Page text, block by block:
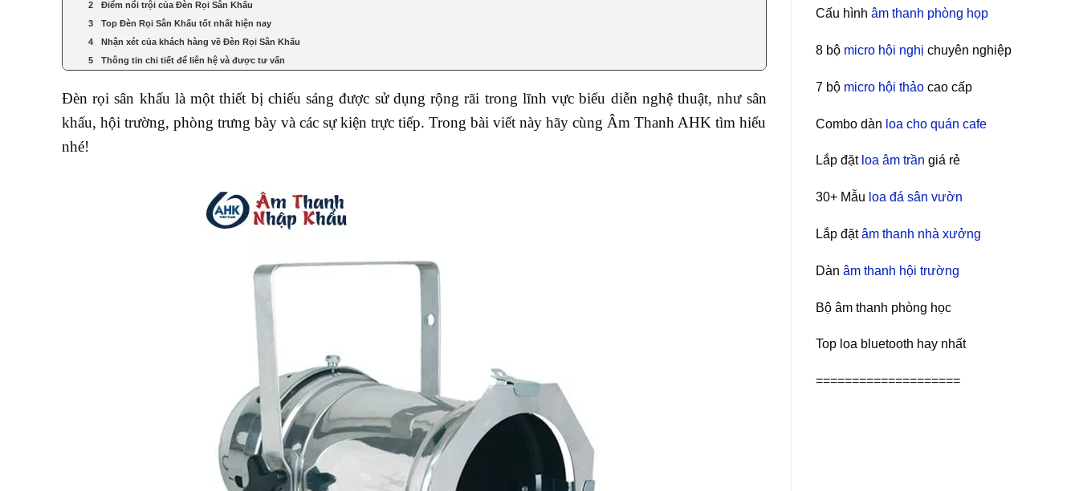
Điểm nổi trội của Đèn Rọi Sân Khấu
Top Đèn Rọi Sân Khấu tốt nhất hiện nay
Nhận xét của khách hàng về Đèn Rọi Sân Khấu
Thông tin chi tiết để liên hệ và được tư vấn
Đèn rọi sân khấu là một thiết bị chiếu sáng được sử dụng rộng rãi trong lĩnh vực biểu diễn nghệ thuật, như sân
khấu, hội trường, phòng trưng bày và các sự kiện trực tiếp. Trong bài viết này hãy cùng Âm Thanh AHK tìm hiểu
nhé!
Cấu hình âm thanh phòng họp
8 bộ micro hội nghị chuyên nghiệp
7 bộ micro hội thảocao cấp
Combo dàn loa cho quán cafe
Lắp đặt loa âm trần giá rẻ
30+ Mẫu loa đá sân vườn
Lắp đặtâm thanh nhà xưởng
Dàn âm thanh hội trường
Bộ âm thanh phòng học
Top loa bluetooth hay nhất
====================